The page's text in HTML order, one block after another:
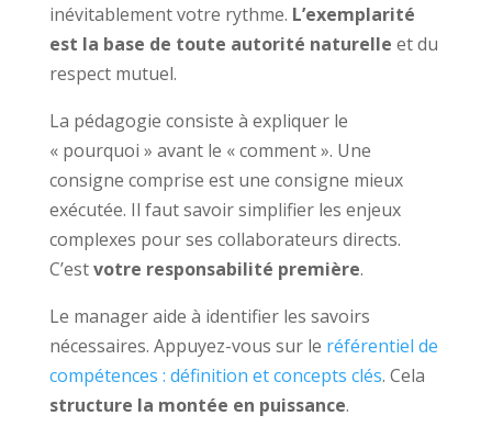
inévitablement votre rythme. L’exemplarité
est la base de toute autorité naturelle et du
respect mutuel.
La pédagogie consiste à expliquer le
« pourquoi » avant le « comment ». Une
consigne comprise est une consigne mieux
exécutée. Il faut savoir simplifier les enjeux
complexes pour ses collaborateurs directs.
C’estvotre responsabilité première.
Le manager aide à identifier les savoirs
nécessaires. Appuyez-vous sur le référentiel de
compétences : définition et concepts clés. Cela
structure la montée en puissance.